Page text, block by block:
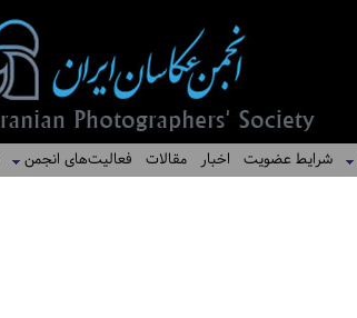
شرایط عضویت اخبار مقالات فعالیت‌های انجمن